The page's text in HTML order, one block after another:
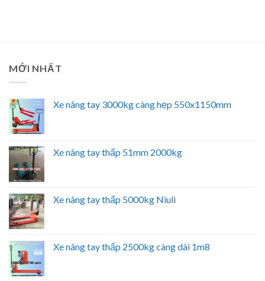
MỚI NHẤT
Xe nâng tay 3000kg càng hẹp 550x1150mm
Xe nâng tay thấp 51mm 2000kg
Xe nâng tay thấp 5000kg Niuli
Xe nâng tay thấp 2500kg càng dài 1m8